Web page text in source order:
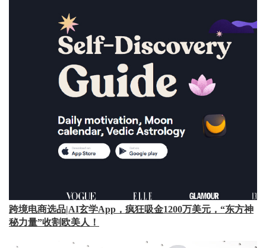
跨境电商选品|AI玄学App，疯狂吸金1200万美元，“东方神
秘力量”收割欧美人！